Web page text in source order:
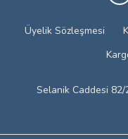
Üyelik Sözleşmesi
Selanik Caddesi 82/